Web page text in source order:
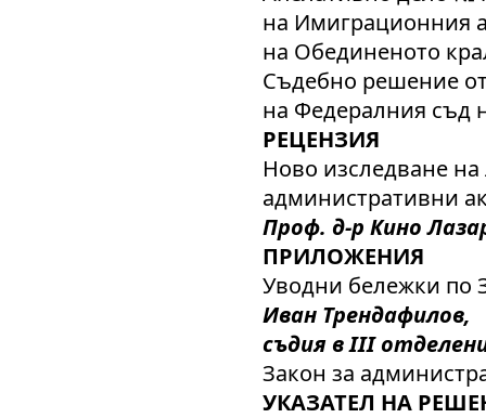
на Имиграционния
на Обединеното
Съдебно решение от
на Федералния съд
РЕЦЕНЗИЯ
Ново изследване
административни
Проф. д-р Кино
ПРИЛОЖЕНИЯ
Уводни бележки по
Иван Трендафилов,
съдия в III
Закон за
УКАЗАТЕЛ НА